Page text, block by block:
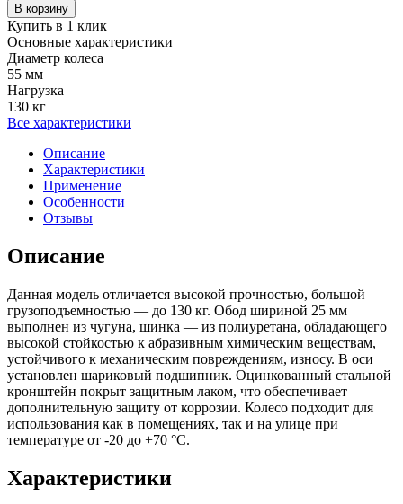
В корзину
Купить в 1 клик
Основные характеристики
Диаметр колеса
55 мм
Нагрузка
130 кг
Все характеристики
Описание
Характеристики
Применение
Особенности
Отзывы
Описание
Данная модель отличается высокой прочностью, большой
грузоподъемностью — до 130 кг. Обод шириной 25 мм
выполнен из чугуна, шинка — из полиуретана, обладающего
высокой стойкостью к абразивным химическим веществам,
устойчивого к механическим повреждениям, износу. В оси
установлен шариковый подшипник. Оцинкованный стальной
кронштейн покрыт защитным лаком, что обеспечивает
дополнительную защиту от коррозии. Колесо подходит для
использования как в помещениях, так и на улице при
температуре от -20 до +70 °С.
Характеристики